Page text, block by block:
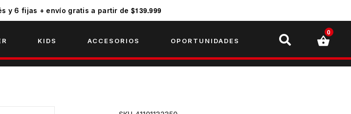
y 6 fijas + envío gratis a partir de $139.999
KIDS ACCESORIOS OPORTUNIDADES
0